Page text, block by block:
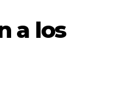
a los